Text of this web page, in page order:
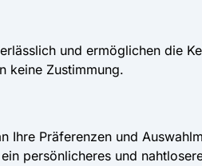
und ermöglichen die
keine Zustimmung.
Ihre Präferenzen und
persönlicheres und